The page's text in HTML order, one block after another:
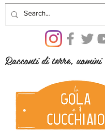
Racconti di terre, uomini